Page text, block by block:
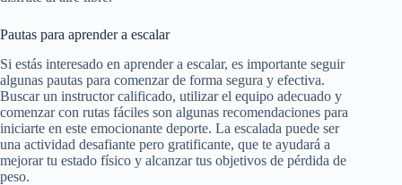
Pautas para aprender a escalar
Si estás interesado en aprender a escalar, es importante seguir
algunas pautas para comenzar de forma segura y efectiva.
Buscar un instructor calificado, utilizar el equipo adecuado y
comenzar con rutas fáciles son algunas recomendaciones para
iniciarte en este emocionante deporte. La escalada puede ser
una actividad desafiante pero gratificante, que te ayudará a
mejorar tu estado físico y alcanzar tus objetivos de pérdida de
peso.